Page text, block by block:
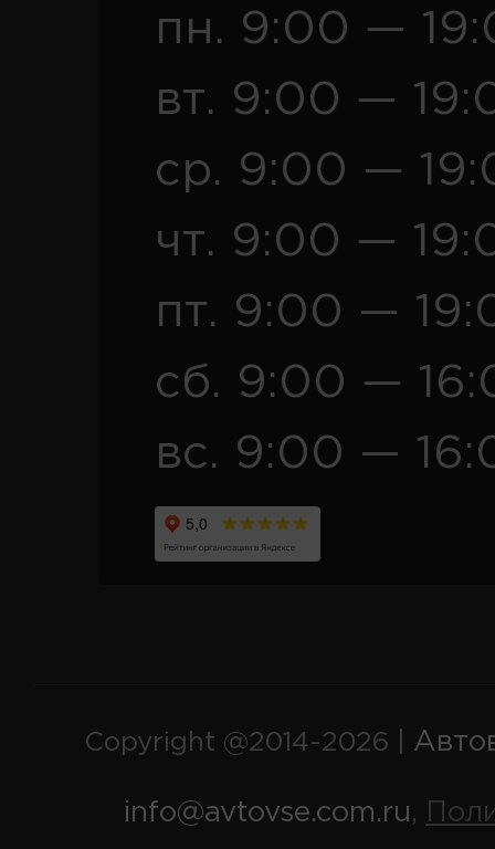
пн. 9:00 —
вт. 9:00 —
ср. 9:00 —
чт. 9:00 —
пт. 9:00 —
сб. 9:00 —
вс. 9:00 —
Copyright @2014-2026 |
info@avtovse.com.ru,